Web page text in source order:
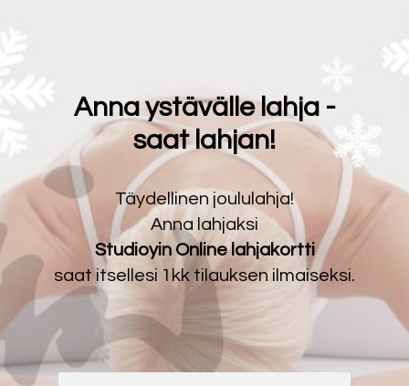
Anna ystävälle lahja -
saat lahjan!
Täydellinen joululahja!
Anna lahjaksi
Studioyin Online lahjakortti
saat itsellesi 1kk tilauksen ilmaiseksi.